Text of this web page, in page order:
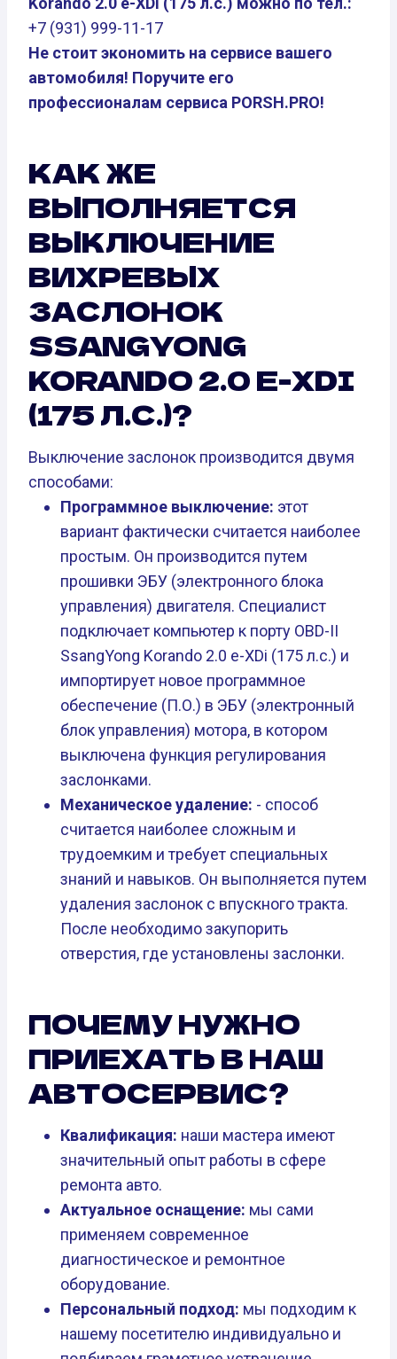
+7 (931) 999-11-17
Не стоит экономить на сервисе вашего
автомобиля! Поручите его
профессионалам сервиса PORSH.PRO!
КАК ЖЕ
ВЫПОЛНЯЕТСЯ
ВЫКЛЮЧЕНИЕ
ВИХРЕВЫХ
ЗАСЛОНОК
SSANGYONG
KORANDO 2.0 E-XDI
(175 Л.С.)?
Выключение заслонок производится двумя
способами:
Программное выключение: этот
вариант фактически считается наиболее
простым. Он производится путем
прошивки ЭБУ (электронного блока
управления) двигателя. Специалист
подключает компьютер к порту OBD-II
SsangYong Korando 2.0 e-XDi (175 л.с.) и
импортирует новое программное
обеспечение (П.О.) в ЭБУ (электронный
блок управления) мотора, в котором
выключена функция регулирования
заслонками.
Механическое удаление: - способ
считается наиболее сложным и
трудоемким и требует специальных
знаний и навыков. Он выполняется путем
удаления заслонок с впускного тракта.
После необходимо закупорить
отверстия, где установлены заслонки.
ПОЧЕМУ НУЖНО
ПРИЕХАТЬ В НАШ
АВТОСЕРВИС?
Квалификация: наши мастера имеют
значительный опыт работы в сфере
ремонта авто.
Актуальное оснащение: мы сами
применяем современное
диагностическое и ремонтное
оборудование.
Персональный подход: мы подходим к
нашему посетителю индивидуально и